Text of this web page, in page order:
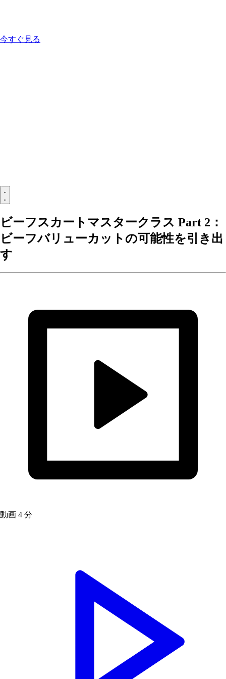
今すぐ見る
ビーフスカートマスタークラス Part 2：
ビーフバリューカットの可能性を引き出
す
動画 4 分